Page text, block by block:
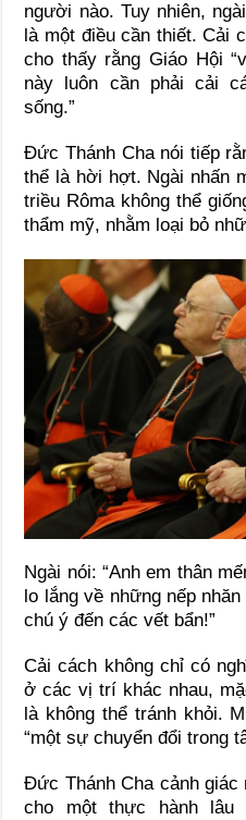
người nào. Tuy nhiên,
là một điều cần thiết. Cải
cho thấy rằng Giáo Hội
này luôn cần phải cải
sống.”
Đức Thánh Cha nói tiếp
thể là hời hợt. Ngài nhấn
triều Rôma không thể
thẩm mỹ, nhằm loại bỏ
Ngài nói: “Anh em thân
lo lắng về những nếp
chú ý đến các vết bẩn!”
Cải cách không chỉ có
ở các vị trí khác nhau,
là không thể tránh khỏi.
“một sự chuyển đổi trong
Đức Thánh Cha cảnh giác
cho một thực hành